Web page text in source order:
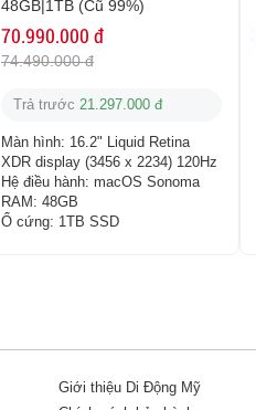
48GB|1TB (Cũ 99%)
70.990.000 đ
74.490.000 đ
Trả trước 21.297.000 đ
Màn hình: 16.2" Liquid Retina
XDR display (3456 x 2234) 120Hz
Hệ điều hành: macOS Sonoma
RAM: 48GB
Ổ cứng: 1TB SSD
Giới thiệu Di Động Mỹ